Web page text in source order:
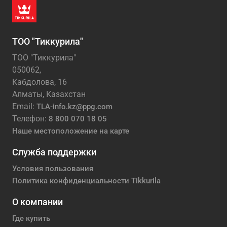
ТОО "Тиккурила"
ТОО "Тиккурила"
050062,
Кабдолова, 16
Алматы, Казахстан
Email: TLA-info.kz@ppg.com
Телефон: 8 800 070 18 05
Наше местоположение на карте
Служба поддержки
Условия пользования
Политика конфиденциальности Tikkurila
О компании
Где купить